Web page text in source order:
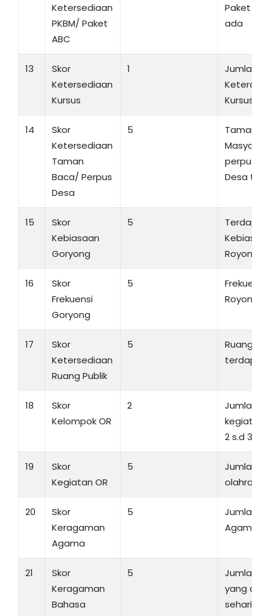
Ketersediaan
PKBM/ Paket
ABC
Paket
ada
13
Skor
Ketersediaan
Kursus
1
Jumlah
Kursus
14
Skor
Ketersediaan
Taman
Baca/ Perpus
Desa
5
Taman
Desa
15
Skor
Kebiasaan
Goryong
5
Terdapat
Royong
16
Skor
Frekuensi
Goryong
5
Royong >
17
Skor
Ketersediaan
Ruang Publik
5
Ruang
terdapat
18
Skor
Kelompok OR
2
Jumlah
kegiatan
2 s.d 3
19
Skor
Kegiatan OR
5
Jumlah
olahraga
20
Skor
Keragaman
Agama
5
Jumlah
Agama di
21
Skor
Keragaman
Bahasa
5
Jumlah
yang
sehari-